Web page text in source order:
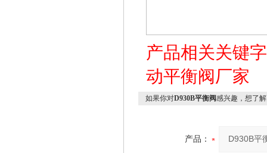
产品相关关键
动平衡阀厂家
如果你对D930B平衡阀感兴趣，想了
产品：